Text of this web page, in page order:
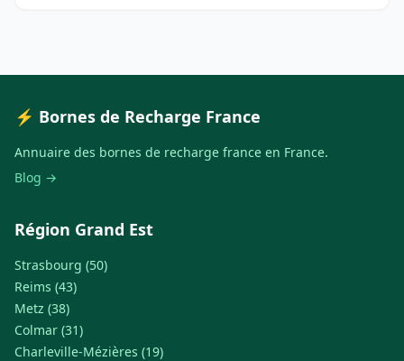
⚡ Bornes de Recharge France
Annuaire des bornes de recharge france en France.
Blog →
Région Grand Est
Strasbourg (50)
Reims (43)
Metz (38)
Colmar (31)
Charleville-Mézières (19)